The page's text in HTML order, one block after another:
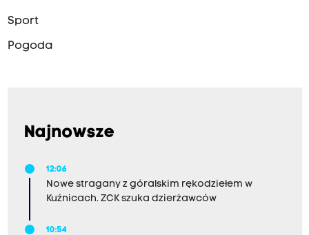
Sport
Pogoda
Najnowsze
12:06
Nowe stragany z góralskim rękodziełem w
Kuźnicach. ZCK szuka dzierżawców
10:54